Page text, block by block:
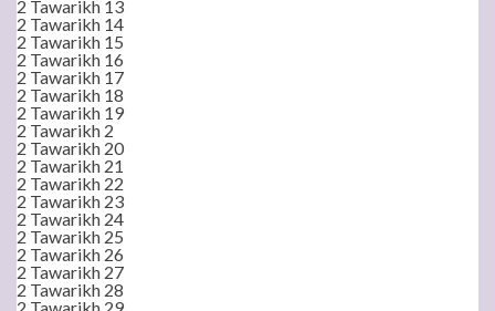
2 Tawarikh 13
2 Tawarikh 14
2 Tawarikh 15
2 Tawarikh 16
2 Tawarikh 17
2 Tawarikh 18
2 Tawarikh 19
2 Tawarikh 2
2 Tawarikh 20
2 Tawarikh 21
2 Tawarikh 22
2 Tawarikh 23
2 Tawarikh 24
2 Tawarikh 25
2 Tawarikh 26
2 Tawarikh 27
2 Tawarikh 28